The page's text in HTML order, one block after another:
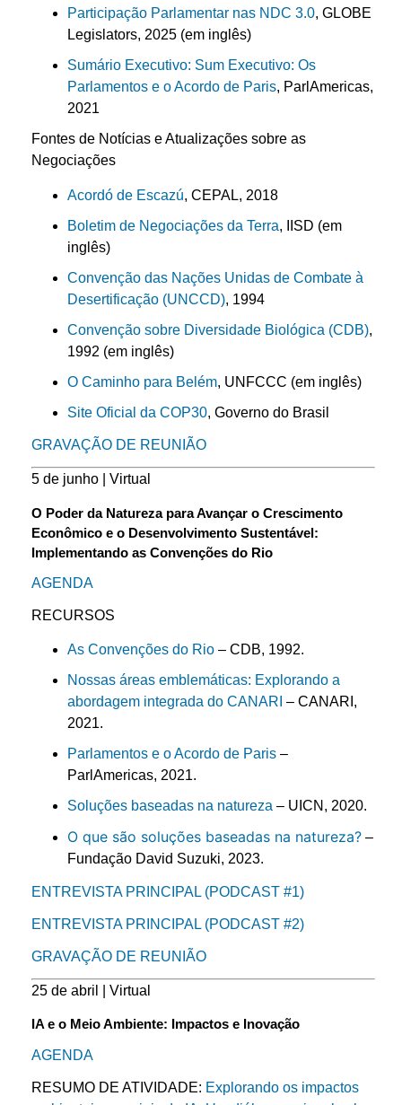
Participação Parlamentar nas NDC 3.0, GLOBE
Legislators, 2025 (em inglês)
Sumário Executivo: Sum Executivo: Os
Parlamentos e o Acordo de Paris, ParlAmericas,
2021
Fontes de Notícias e Atualizações sobre as
Negociações
Acordó de Escazú, CEPAL, 2018
Boletim de Negociações da Terra, IISD (em
inglês)
Convenção das Nações Unidas de Combate à
Desertificação (UNCCD), 1994
Convenção sobre Diversidade Biológica (CDB),
1992 (em inglês)
O Caminho para Belém, UNFCCC (em inglês)
Site Oficial da COP30, Governo do Brasil
GRAVAÇÃO DE REUNIÃO
5 de junho | Virtual
O Poder da Natureza para Avançar o Crescimento
Econômico e o Desenvolvimento Sustentável:
Implementando as Convenções do Rio
AGENDA
RECURSOS
As Convenções do Rio – CDB, 1992.
Nossas áreas emblemáticas: Explorando a
abordagem integrada do CANARI – CANARI,
2021.
Parlamentos e o Acordo de Paris –
ParlAmericas, 2021.
Soluções baseadas na natureza – UICN, 2020.
O que são soluções baseadas na natureza? –
Fundação David Suzuki, 2023.
ENTREVISTA PRINCIPAL (PODCAST #1)
ENTREVISTA PRINCIPAL (PODCAST #2)
GRAVAÇÃO DE REUNIÃO
25 de abril | Virtual
IA e o Meio Ambiente: Impactos e Inovação
AGENDA
RESUMO DE ATIVIDADE: Explorando os impactos